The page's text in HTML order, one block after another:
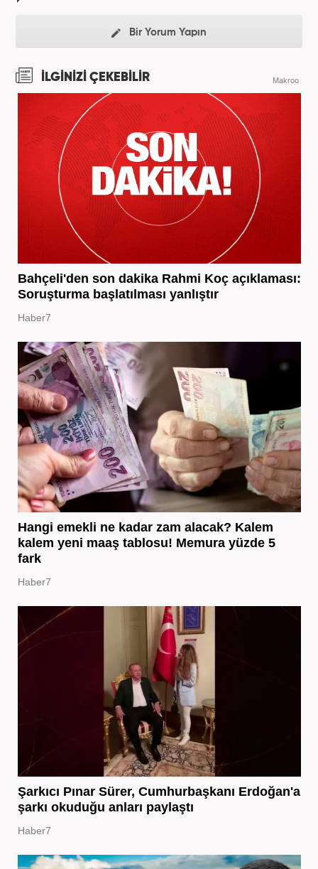
Bir Yorum Yapın
İLGİNİZİ ÇEKEBİLİR Makroo
Bahçeli'den son dakika Rahmi Koç açıklaması:
Soruşturma başlatılması yanlıştır
Haber7
Hangi emekli ne kadar zam alacak? Kalem
kalem yeni maaş tablosu! Memura yüzde 5
fark
Haber7
Şarkıcı Pınar Sürer, Cumhurbaşkanı Erdoğan'a
şarkı okuduğu anları paylaştı
Haber7